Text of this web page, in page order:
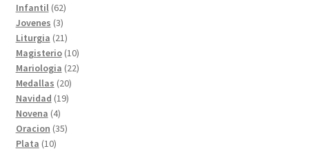
productos
Infantil 6262
productos
Jovenes 33
productos
Liturgia 2121
productos
Magisterio 1010
productos
Mariologia 2222
Medallas 2020
productos
Navidad 1919
Novena 44
productos
Oracion 3535
Plata 1010